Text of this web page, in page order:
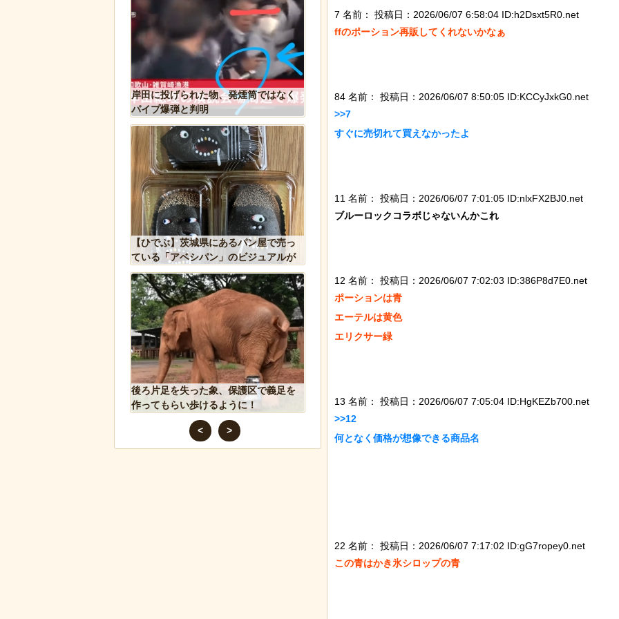
7 名前：
投稿日：2026/06/07 6:58:04 ID:h2Dsxt5R0.net
ffのポーション再販してくれないかなぁ
84 名前：
投稿日：2026/06/07 8:50:05 ID:KCCyJxkG0.net
>>7
すぐに売切れて買えなかったよ
11 名前：
投稿日：2026/06/07 7:01:05 ID:nlxFX2BJ0.net
ブルーロックコラボじゃないんかこれ
12 名前：
投稿日：2026/06/07 7:02:03 ID:386P8d7E0.net
ポーションは青
エーテルは黄色
エリクサー緑
13 名前：
投稿日：2026/06/07 7:05:04 ID:HgKEZb700.net
>>12
何となく価格が想像できる商品名
22 名前：
投稿日：2026/06/07 7:17:02 ID:gG7ropey0.net
この青はかき氷シロップの青
岸田に投げられた物、発煙筒ではなく
パイプ爆弾と判明
【ひでぶ】茨城県にあるパン屋で売っ
ている「アベシパン」のビジュアルが
悪夢すぎるｗｗｗｗｗ
後ろ片足を失った象、保護区で義足を
作ってもらい歩けるように！
なんか泣きたくなってくる青春18きっ
ぷのポスター貼ってく
動範囲が広く縄張り意識を持たないこ
とが判明
チャットGPTで「デー
ケモノが立ち会っていた
< >